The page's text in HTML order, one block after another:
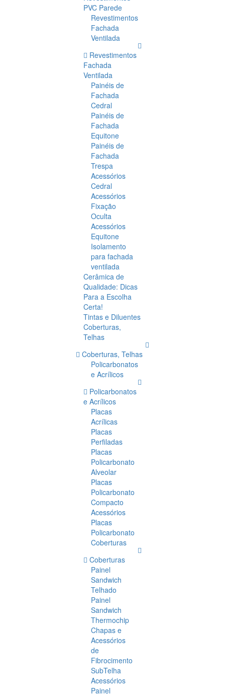
PVC Parede
Revestimentos
Fachada
Ventilada
Revestimentos
Fachada
Ventilada
Painéis de
Fachada
Cedral
Painéis de
Fachada
Equitone
Painéis de
Fachada
Trespa
Acessórios
Cedral
Acessórios
Fixação
Oculta
Acessórios
Equitone
Isolamento
para fachada
ventilada
Cerâmica de
Qualidade: Dicas
Para a Escolha
Certa!
Tintas e Diluentes
Coberturas,
Telhas
Coberturas, Telhas
Policarbonatos
e Acrílicos
Policarbonatos
e Acrílicos
Placas
Acrílicas
Placas
Perfiladas
Placas
Policarbonato
Alveolar
Placas
Policarbonato
Compacto
Acessórios
Placas
Policarbonato
Coberturas
Coberturas
Painel
Sandwich
Telhado
Painel
Sandwich
Thermochip
Chapas e
Acessórios
de
Fibrocimento
SubTelha
Acessórios
Painel